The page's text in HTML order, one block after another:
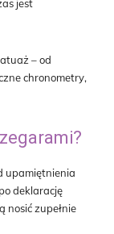
jest
– od
chronometry,
upamiętnienia
deklarację
nosić zupełnie